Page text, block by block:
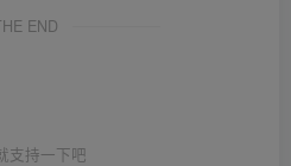
END
支持一下吧